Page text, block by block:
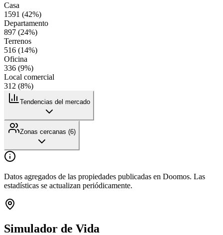
Casa
1591 (42%)
Departamento
897 (24%)
Terrenos
516 (14%)
Oficina
336 (9%)
Local comercial
312 (8%)
Tendencias del mercado
Zonas cercanas (6)
Datos agregados de las propiedades publicadas en Doomos. Las
estadísticas se actualizan periódicamente.
Simulador de Vida